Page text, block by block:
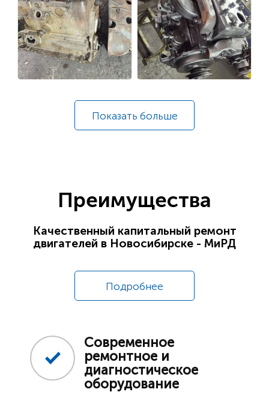
Показать больше
Преимущества
Качественный капитальный ремонт
двигателей в Новосибирске - МиРД
Подробнее
Современное
ремонтное и
диагностическое
оборудование